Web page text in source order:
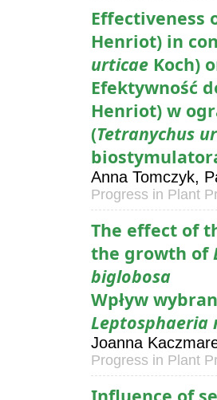
Effectiveness
Henriot) in
urticae Koch)
Efektywność
Henriot) w
(Tetranychus
Anna Tomczyk,
Progress in Plant
The effect of
the growth of
biglobosa
Wpływ
Leptosphaeria
Joanna
Progress in Plant